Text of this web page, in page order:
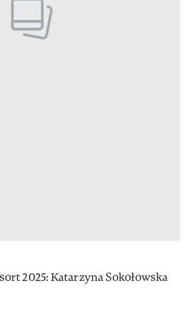
2025: Katarzyna Sokołowska